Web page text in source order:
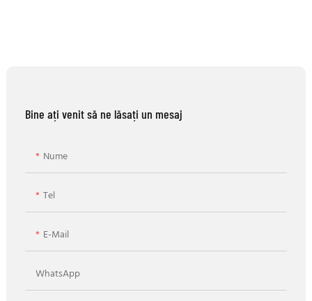
Bine ați venit să ne lăsați un mesaj
Nume
Tel
E-Mail
WhatsApp